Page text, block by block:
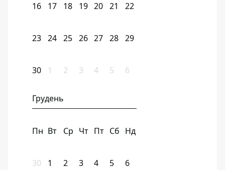
16 17 18 19 20 21 22
23 24 25 26 27 28 29
30 1 2 3 4 5 6
Грудень
Пн Вт Ср Чт Пт Сб Нд
30 1 2 3 4 5 6